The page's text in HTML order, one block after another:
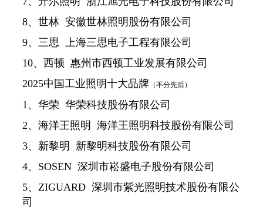
8、世林 安徽世林照明股份有限公司
9、三思 上海三思电子工程有限公司
10、西顿 惠州市西顿工业发展有限公司
2025中国工业照明十大品牌 （不分先后）
1、华荣 华荣科技股份有限公司
2、海洋王照明 海洋王照明科技股份有限公司
3、新黎明 新黎明科技股份有限公司
4、SOSEN 深圳市崧盛电子股份有限公司
5、ZIGUARD 深圳市紫光照明技术股份有限公
司